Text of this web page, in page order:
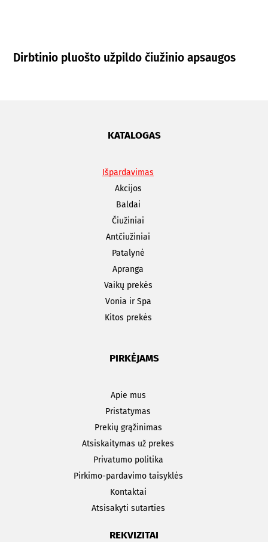
Dirbtinio pluošto užpildo čiužinio apsaugos
KATALOGAS
Išpardavimas
Akcijos
Baldai
Čiužiniai
Antčiužiniai
Patalynė
Apranga
Vaikų prekės
Vonia ir Spa
Kitos prekės
PIRKĖJAMS
Apie mus
Pristatymas
Prekių grąžinimas
Atsiskaitymas už prekes
Privatumo politika
Pirkimo-pardavimo taisyklės
Kontaktai
Atsisakyti sutarties
REKVIZITAI